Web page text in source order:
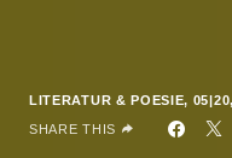
LITERATUR & POESIE 05|20
SHARE THIS